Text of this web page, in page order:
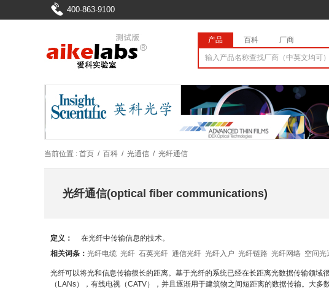
400-863-9100
产品 百科 厂商
当前位置 : 首页 / 百科 / 光通信 / 光纤通信
光纤通信(optical fiber communications)
定义：
在光纤中传输信息的技术。
相关词条： 光纤电缆 光纤 石英光纤 通信光纤 光纤入户 光纤链路 光纤网络 空间光
光纤可以将光和信息传输很长的距离。基于光纤的系统已经在长距离光数据传输领
（LANs），有线电视（CATV），并且逐渐用于建筑物之间短距离的数据传输。大